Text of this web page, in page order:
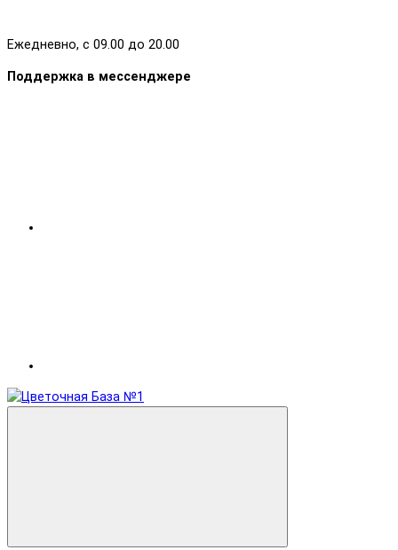
Ежедневно, с 09.00 до 20.00
Поддержка в мессенджере